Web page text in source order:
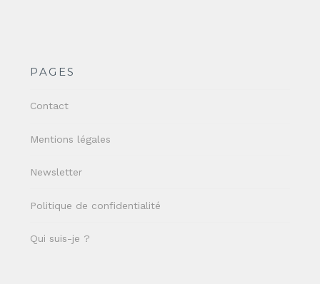
PAGES
Contact
Mentions légales
Newsletter
Politique de confidentialité
Qui suis-je ?